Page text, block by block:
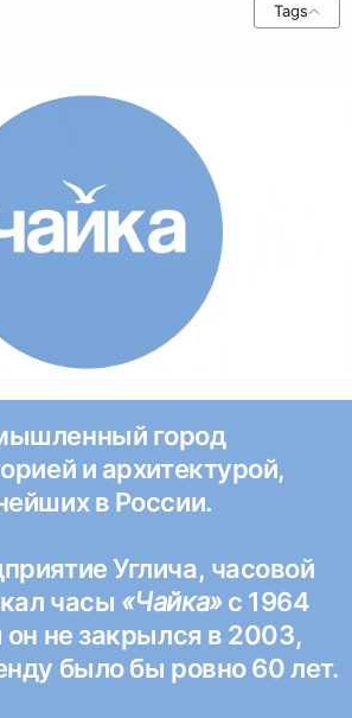
Tags
город
и архитектурой,
в России.
Углича, часовой
часы «Чайка» с 1964
он не закрылся в 2003,
было бы ровно 60 лет.